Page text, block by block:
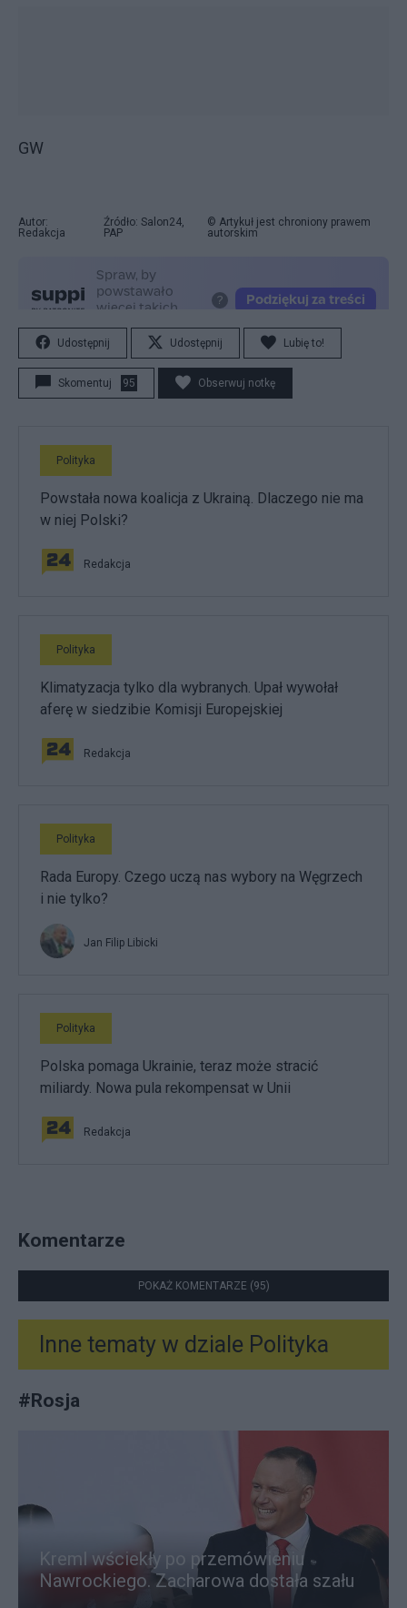
GW
Autor:
Redakcja
Źródło: Salon24,
PAP
© Artykuł jest chroniony prawem
autorskim
Udostępnij Udostępnij Lubię to!
Skomentuj 95 Obserwuj notkę
Polityka
Powstała nowa koalicja z Ukrainą. Dlaczego nie ma
w niej Polski?
Redakcja
Polityka
Klimatyzacja tylko dla wybranych. Upał wywołał
aferę w siedzibie Komisji Europejskiej
Redakcja
Polityka
Rada Europy. Czego uczą nas wybory na Węgrzech
i nie tylko?
Jan Filip Libicki
Polityka
Polska pomaga Ukrainie, teraz może stracić
miliardy. Nowa pula rekompensat w Unii
Redakcja
Komentarze
POKAŻ KOMENTARZE (95)
Inne tematy w dziale Polityka
#Rosja
Kreml wściekły po przemówieniu
Nawrockiego. Zacharowa dostała szału